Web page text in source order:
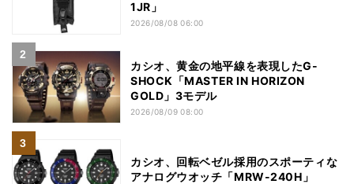
1JR」
2026/08/08 06:00
カシオ、黄金の地平線を表現したG-
SHOCK「MASTER IN HORIZON
GOLD」3モデル
2026/08/09 08:00
カシオ、回転ベゼル採用のスポーティな
アナログウオッチ「MRW-240H」